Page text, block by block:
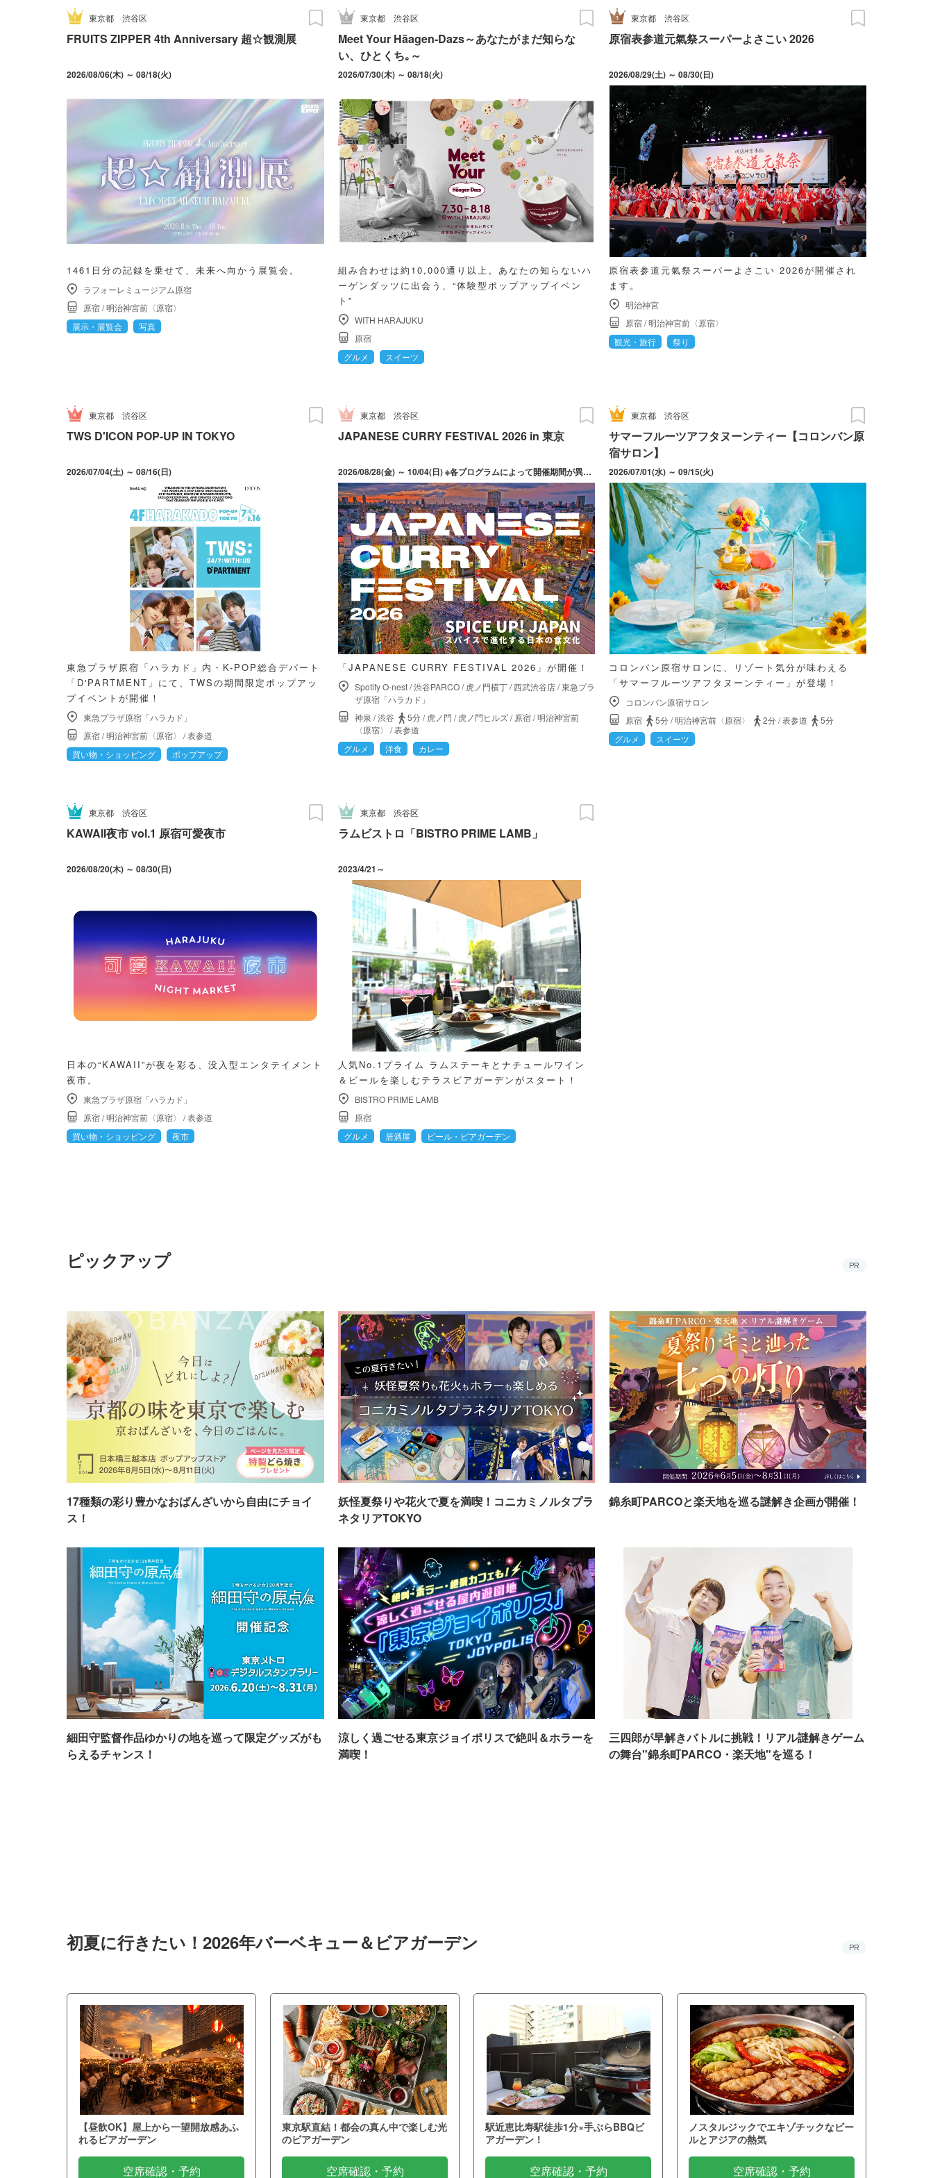
東京都 渋谷区
FRUITS ZIPPER 4th Anniversary 超☆観測展
2026/08/06(木) ～ 08/18(火)
1461日分の記録を乗せて、未来へ向かう展覧会。
ラフォーレミュージアム原宿
原宿/明治神宮前〈原宿〉
展示・展覧会
写真
東京都渋谷区
Meet Your Häagen-Dazs～あなたがまだ知らな
い、ひとくち｡～
2026/07/30(木) ～ 08/18(火)
組み合わせは約10,000通り以上。あなたの知らないハ
ーゲンダッツに出会う、“体験型ポップアップイベン
ト”
WITH HARAJUKU
原宿
グルメ
スイーツ
東京都 渋谷区
原宿表参道元氣祭スーパーよさこい 2026
2026/08/29(土) ～ 08/30(日)
原宿表参道元氣祭スーパーよさこい 2026が開催され
ます。
明治神宮
原宿/明治神宮前〈原宿〉
観光・旅行
祭り
東京都 渋谷区
TWS D'ICON POP-UP IN TOKYO
2026/07/04(土) ～ 08/16(日)
東急プラザ原宿「ハラカド」内・K-POP総合デパート
「D'PARTMENT」にて、TWSの期間限定ポップアッ
プイベントが開催！
東急プラザ原宿「ハラカド」
原宿/明治神宮前〈原宿〉 /表参道
買い物・ショッピング
ポップアップ
東京都渋谷区
JAPANESE CURRY FESTIVAL 2026 in 東京
2026/08/28(金) ～ 10/04(日) ※各プログラムによって開催期間が異なります。
「JAPANESE CURRY FESTIVAL 2026」が開催！
Spotify O-nest/渋谷PARCO/虎ノ門横丁/西武渋谷店/東急プラ
ザ原宿「ハラカド」
神泉 /渋谷 5分/虎ノ門 /虎ノ門ヒルズ/ 原宿/明治神宮前
〈原宿〉 /表参道
グルメ
洋食 カレー
東京都 渋谷区
サマーフルーツアフタヌーンティー【コロンバン原
宿サロン】
2026/07/01(水) ～ 09/15(火)
コロンバン原宿サロンに、リゾート気分が味わえる
「サマーフルーツアフタヌーンティー」が登場！
コロンバン原宿サロン
原宿
5分/明治神宮前〈原宿〉 2分/表参道
5分
グルメ
スイーツ
東京都 渋谷区
KAWAII夜市 vol.1 原宿可愛夜市
2026/08/20(木) ～ 08/30(日)
日本の“KAWAII”が夜を彩る、没入型エンタテイメント
夜市。
東急プラザ原宿「ハラカド」
原宿/明治神宮前〈原宿〉 /表参道
買い物・ショッピング
夜市
東京都渋谷区
ラムビストロ「BISTRO PRIME LAMB」
2023/4/21～
人気No.1プライム ラムステーキとナチュールワイン
＆ビールを楽しむテラスビアガーデンがスタート！
BISTRO PRIME LAMB
原宿
グルメ
居酒屋 ビール・ビアガーデン
ピックアップ PR
17種類の彩り豊かなおばんざいから自由にチョイ
ス！
妖怪夏祭りや花火で夏を満喫！コニカミノルタプラ
ネタリアTOKYO
錦糸町PARCOと楽天地を巡る謎解き企画が開催！
細田守監督作品ゆかりの地を巡って限定グッズがも
らえるチャンス！
涼しく過ごせる東京ジョイポリスで絶叫＆ホラーを
満喫！
三四郎が早解きバトルに挑戦！リアル謎解きゲーム
の舞台"錦糸町PARCO・楽天地"を巡る！
初夏に行きたい！2026年バーベキュー＆ビアガーデン PR
【昼飲OK】屋上から一望開放感あふ
れるビアガーデン
空席確認・予約
東京駅直結！都会の真ん中で楽しむ光
のビアガーデン
空席確認・予約
駅近恵比寿駅徒歩1分×手ぶらBBQビ
アガーデン！
空席確認・予約
ノスタルジックでエキゾチックなビー
ルとアジアの熱気
空席確認・予約